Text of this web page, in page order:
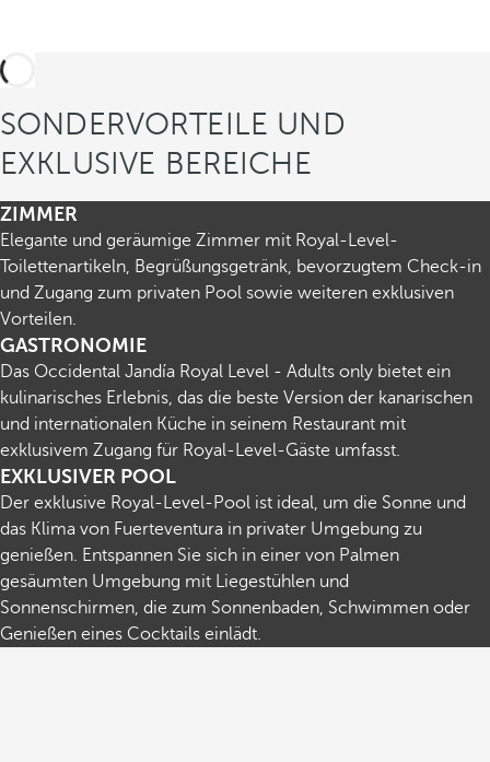
SONDERVORTEILE UND
EXKLUSIVE BEREICHE
ZIMMER
Elegante und geräumige Zimmer mit Royal-Level-
Toilettenartikeln, Begrüßungsgetränk, bevorzugtem Check-in
und Zugang zum privaten Pool sowie weiteren exklusiven
Vorteilen.
GASTRONOMIE
Das Occidental Jandía Royal Level - Adults only bietet ein
kulinarisches Erlebnis, das die beste Version der kanarischen
und internationalen Küche in seinem Restaurant mit
exklusivem Zugang für Royal-Level-Gäste umfasst.
EXKLUSIVER POOL
Der exklusive Royal-Level-Pool ist ideal, um die Sonne und
das Klima von Fuerteventura in privater Umgebung zu
genießen. Entspannen Sie sich in einer von Palmen
gesäumten Umgebung mit Liegestühlen und
Sonnenschirmen, die zum Sonnenbaden, Schwimmen oder
Genießen eines Cocktails einlädt.